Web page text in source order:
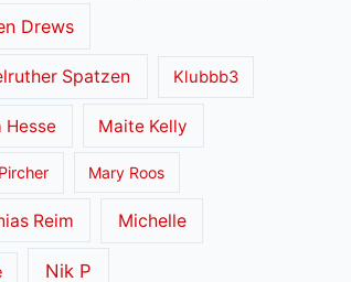
Drews
Spatzen Klubbb3
Hesse Maite Kelly
Mary Roos
Reim Michelle
Nik P